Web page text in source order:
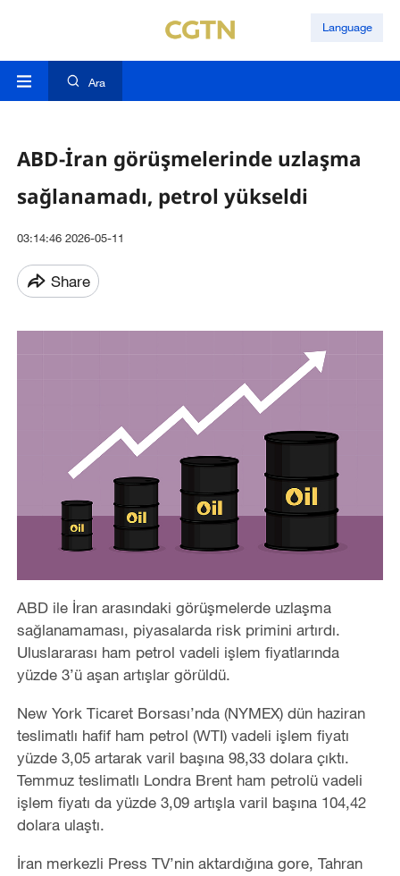
Language
Ara
ABD-İran görüşmelerinde uzlaşma
sağlanamadı, petrol yükseldi
03:14:46 2026-05-11
Share
ABD ile İran arasındaki görüşmelerde uzlaşma
sağlanamaması, piyasalarda risk primini artırdı.
Uluslararası ham petrol vadeli işlem fiyatlarında
yüzde 3’ü aşan artışlar görüldü.
New York Ticaret Borsası’nda (NYMEX) dün haziran
teslimatlı hafif ham petrol (WTI) vadeli işlem fiyatı
yüzde 3,05 artarak varil başına 98,33 dolara çıktı.
Temmuz teslimatlı Londra Brent ham petrolü vadeli
işlem fiyatı da yüzde 3,09 artışla varil başına 104,42
dolara ulaştı.
İran merkezli Press TV’nin aktardığına gore, Tahran